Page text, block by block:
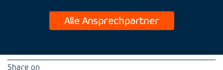
Alle Ansprechpartner
Share on